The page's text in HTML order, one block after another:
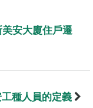
安大廈住戶遷
種人員的定義